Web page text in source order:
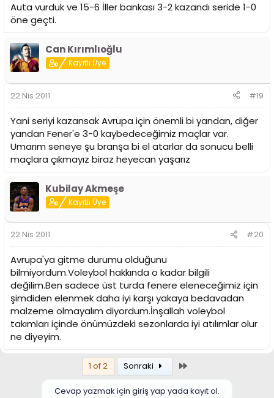
Auta vurduk ve 15-6 İller bankası 3-2 kazandı seride 1-0
öne geçti.
Can Kırımlıoğlu
Kayıtlı Üye
22 Nis 2011 #19
Yani seriyi kazansak Avrupa için önemli bi yandan, diğer
yandan Fener'e 3-0 kaybedeceğimiz maçlar var.
Umarım seneye şu branşa bi el atarlar da sonucu belli
maçlara çıkmayız biraz heyecan yaşarız
Kubilay Akmeşe
Kayıtlı Üye
22 Nis 2011 #20
Avrupa'ya gitme durumu olduğunu
bilmiyordum.Voleybol hakkında o kadar bilgili
değilim.Ben sadece üst turda fenere eleneceğimiz için
şimdiden elenmek daha iyi karşı yakaya bedavadan
malzeme olmayalım diyordum.İnşallah voleybol
takımları içinde önümüzdeki sezonlarda iyi atılımlar olur
ne diyeyim.
1 of 2 Sonraki
Cevap yazmak için giriş yap yada kayıt ol.